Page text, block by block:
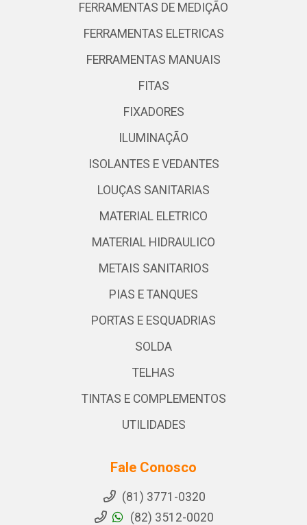
FERRAMENTAS DE MEDIÇÃO
FERRAMENTAS ELETRICAS
FERRAMENTAS MANUAIS
FITAS
FIXADORES
ILUMINAÇÃO
ISOLANTES E VEDANTES
LOUÇAS SANITARIAS
MATERIAL ELETRICO
MATERIAL HIDRAULICO
METAIS SANITARIOS
PIAS E TANQUES
PORTAS E ESQUADRIAS
SOLDA
TELHAS
TINTAS E COMPLEMENTOS
UTILIDADES
Fale Conosco
(81) 3771-0320
(82) 3512-0020